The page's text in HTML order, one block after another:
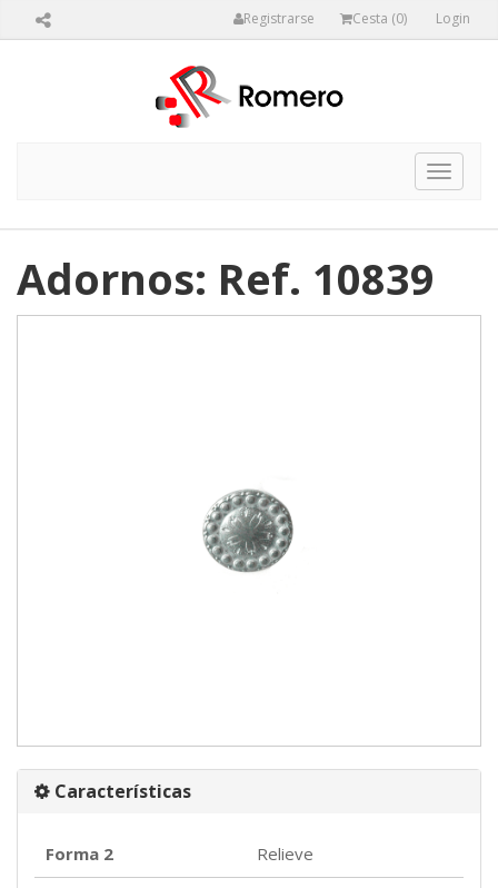
Registrarse Cesta (0) Login
Toggle
Adornos: Ref. 10839
Características
Forma 2 Relieve